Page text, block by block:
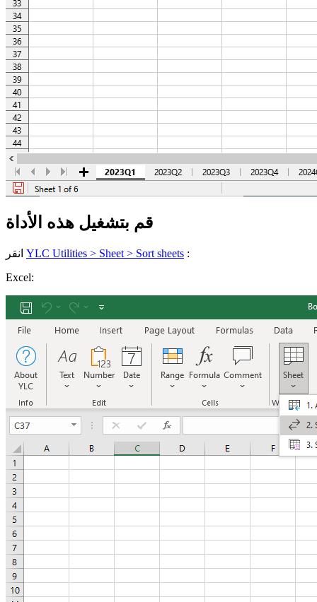
قم بتشغيل هذه الأداة
YLC Utilities > Sheet > Sort sheets :
Excel: